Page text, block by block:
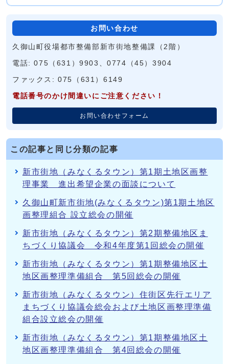
お問い合わせ
久御山町役場都市整備部新市街地整備課（2階）
電話: 075（631）9903、0774（45）3904
ファックス: 075（631）6149
電話番号のかけ間違いにご注意ください！
お問い合わせフォーム
この記事と同じ分類の記事
新市街地（みなくるタウン）第1期土地区画整
理事業 進出希望企業の面談について
久御山町新市街地(みなくるタウン)第1期土地区
画整理組合 設立総会の開催
新市街地（みなくるタウン）第2期整備地区ま
ちづくり協議会 令和4年度第1回総会の開催
新市街地（みなくるタウン）第1期整備地区土
地区画整理準備組合 第5回総会の開催
新市街地（みなくるタウン）住街区先行エリア
まちづくり協議会総会および土地区画整理準備
組合設立総会の開催
新市街地（みなくるタウン）第1期整備地区土
地区画整理準備組合 第4回総会の開催